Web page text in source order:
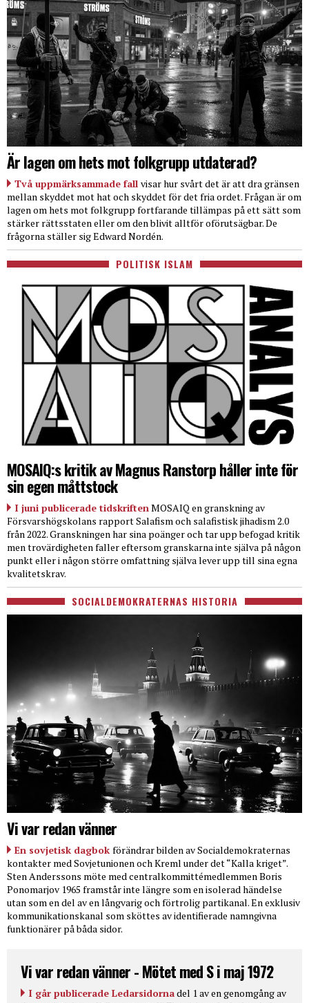
Är lagen om hets mot folkgrupp utdaterad?
Två uppmärksammade fall visar hur svårt det är att dra gränsen
mellan skyddet mot hat och skyddet för det fria ordet. Frågan är om
lagen om hets mot folkgrupp fortfarande tillämpas på ett sätt som
stärker rättsstaten eller om den blivit alltför oförutsägbar. De
frågorna ställer sig Edward Nordén.
POLITISK ISLAM
MOSAIQ:s kritik av Magnus Ranstorp håller inte för
sin egen måttstock
I juni publicerade tidskriften MOSAIQ en granskning av
Försvarshögskolans rapport Salafism och salafistisk jihadism 2.0
från 2022. Granskningen har sina poänger och tar upp befogad kritik
men trovärdigheten faller eftersom granskarna inte själva på någon
punkt eller i någon större omfattning själva lever upp till sina egna
kvalitetskrav.
SOCIALDEMOKRATERNAS HISTORIA
Vi var redan vänner
En sovjetisk dagbok förändrar bilden av Socialdemokraternas
kontakter med Sovjetunionen och Kreml under det “Kalla kriget”.
Sten Anderssons möte med centralkommittémedlemmen Boris
Ponomarjov 1965 framstår inte längre som en isolerad händelse
utan som en del av en långvarig och förtrolig partikanal. En exklusiv
kommunikationskanal som sköttes av identifierade namngivna
funktionärer på båda sidor.
Vi var redan vänner - Mötet med S i maj 1972
I går publicerade Ledarsidornadel 1 av en genomgång av